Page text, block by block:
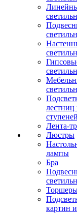
лестниц
ступеней
Лента-
Люстры
лампы
Бра
картин